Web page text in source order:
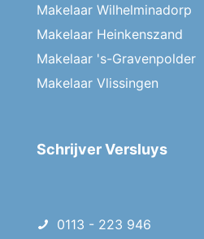
Makelaar Wilhelminadorp
Makelaar Heinkenszand
Makelaar 's-Gravenpolder
Makelaar Vlissingen
Schrijver Versluys
0113 - 223 946